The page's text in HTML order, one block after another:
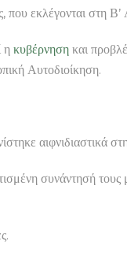
που εκλέγονται στη
η κυβέρνηση και
Αυτοδιοίκηση.
αιφνιδιαστικά
συνάντησή